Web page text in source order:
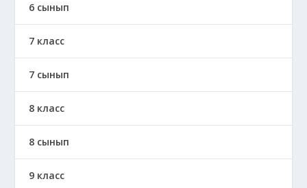
6 сынып
7 класс
7 сынып
8 класс
8 сынып
9 класс